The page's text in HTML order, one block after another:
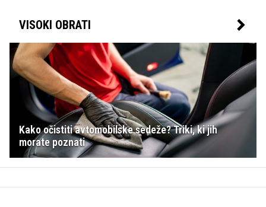
VISOKI OBRATI
Kako očistiti avtomobilske sedeže? Triki, ki jih
morate poznati